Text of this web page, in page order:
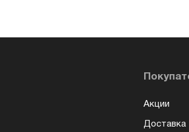
Акции
Доставка